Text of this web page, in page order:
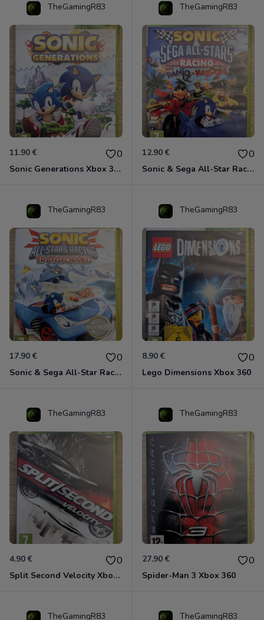
TheGamingR83
11.90 € 0
Sonic Generations Xbox 360
TheGamingR83
12.90 € 0
Sonic & Sega All-Star Racing avec Banjo-Kazooie Xbox 360
TheGamingR83
17.90 € 0
Sonic & Sega All-Star Racing - Transformed Xbox 360
TheGamingR83
8.90 € 0
Lego Dimensions Xbox 360
TheGamingR83
4.90 € 0
Split Second Velocity Xbox 360
TheGamingR83
27.90 € 0
Spider-Man 3 Xbox 360
TheGamingR83 TheGamingR83